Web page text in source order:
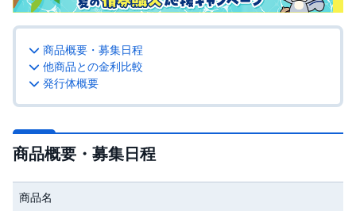
S
株
オ
プ
シ
ン
先
物
・
プ
シ
商品概要・募集日程
他商品との金利比較
発行体概要
商品概要・募集日程
商品名